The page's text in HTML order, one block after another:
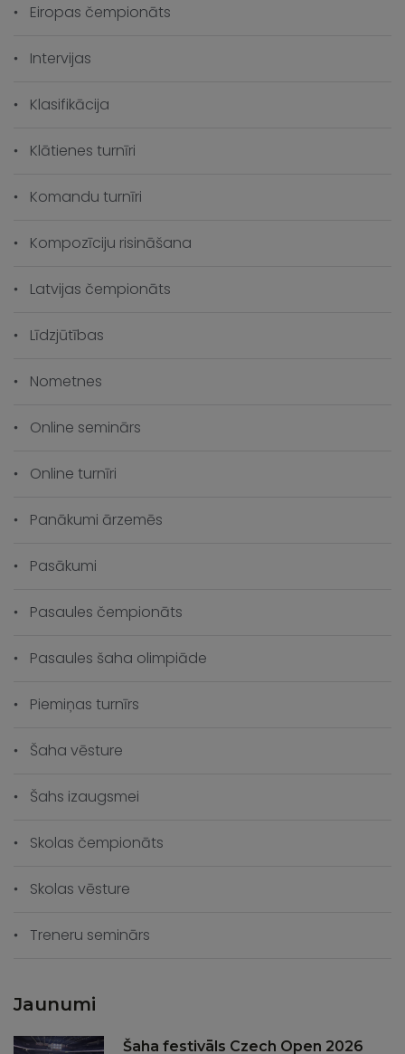
Eiropas čempionāts
Intervijas
Klasifikācija
Klātienes turnīri
Komandu turnīri
Kompozīciju risināšana
Latvijas čempionāts
Līdzjūtības
Nometnes
Online seminārs
Online turnīri
Panākumi ārzemēs
Pasākumi
Pasaules čempionāts
Pasaules šaha olimpiāde
Piemiņas turnīrs
Šaha vēsture
Šahs izaugsmei
Skolas čempionāts
Skolas vēsture
Treneru seminārs
Jaunumi
Šaha festivāls Czech Open 2026